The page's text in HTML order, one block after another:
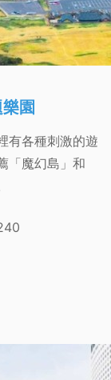
園
有各種刺激的遊
「魔幻島」和